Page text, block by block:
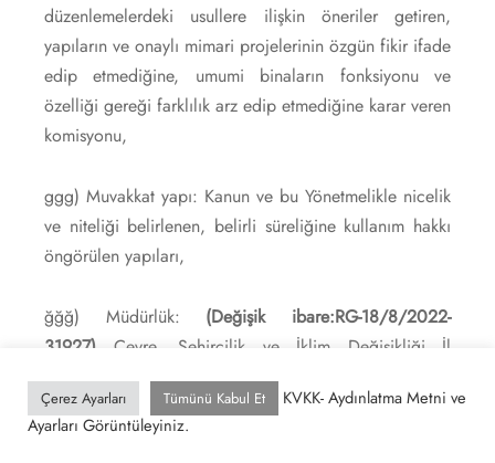
düzenlemelerdeki usullere ilişkin öneriler getiren,
yapıların ve onaylı mimari projelerinin özgün fikir ifade
edip etmediğine, umumi binaların fonksiyonu ve
özelliği gereği farklılık arz edip etmediğine karar veren
komisyonu,
ggg) Muvakkat yapı: Kanun ve bu Yönetmelikle nicelik
ve niteliği belirlenen, belirli süreliğine kullanım hakkı
öngörülen yapıları,
ğğğ) Müdürlük: (Değişik ibare:RG-18/8/2022-
31927)
Çevre, Şehircilik ve İklim Değişikliği İl
Müdürlüğü,
hhh) Müştemilat: Genellikle binaların bodrum
Çerez Ayarları Tümünü Kabul Et
KVKK- Aydınlatma Metni ve
Ayarları Görüntüleyiniz.